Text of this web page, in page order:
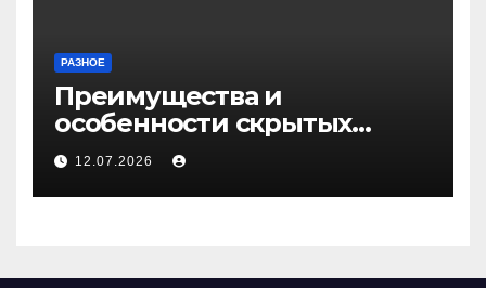
РАЗНОЕ
Преимущества и
особенности скрытых
дверей
12.07.2026